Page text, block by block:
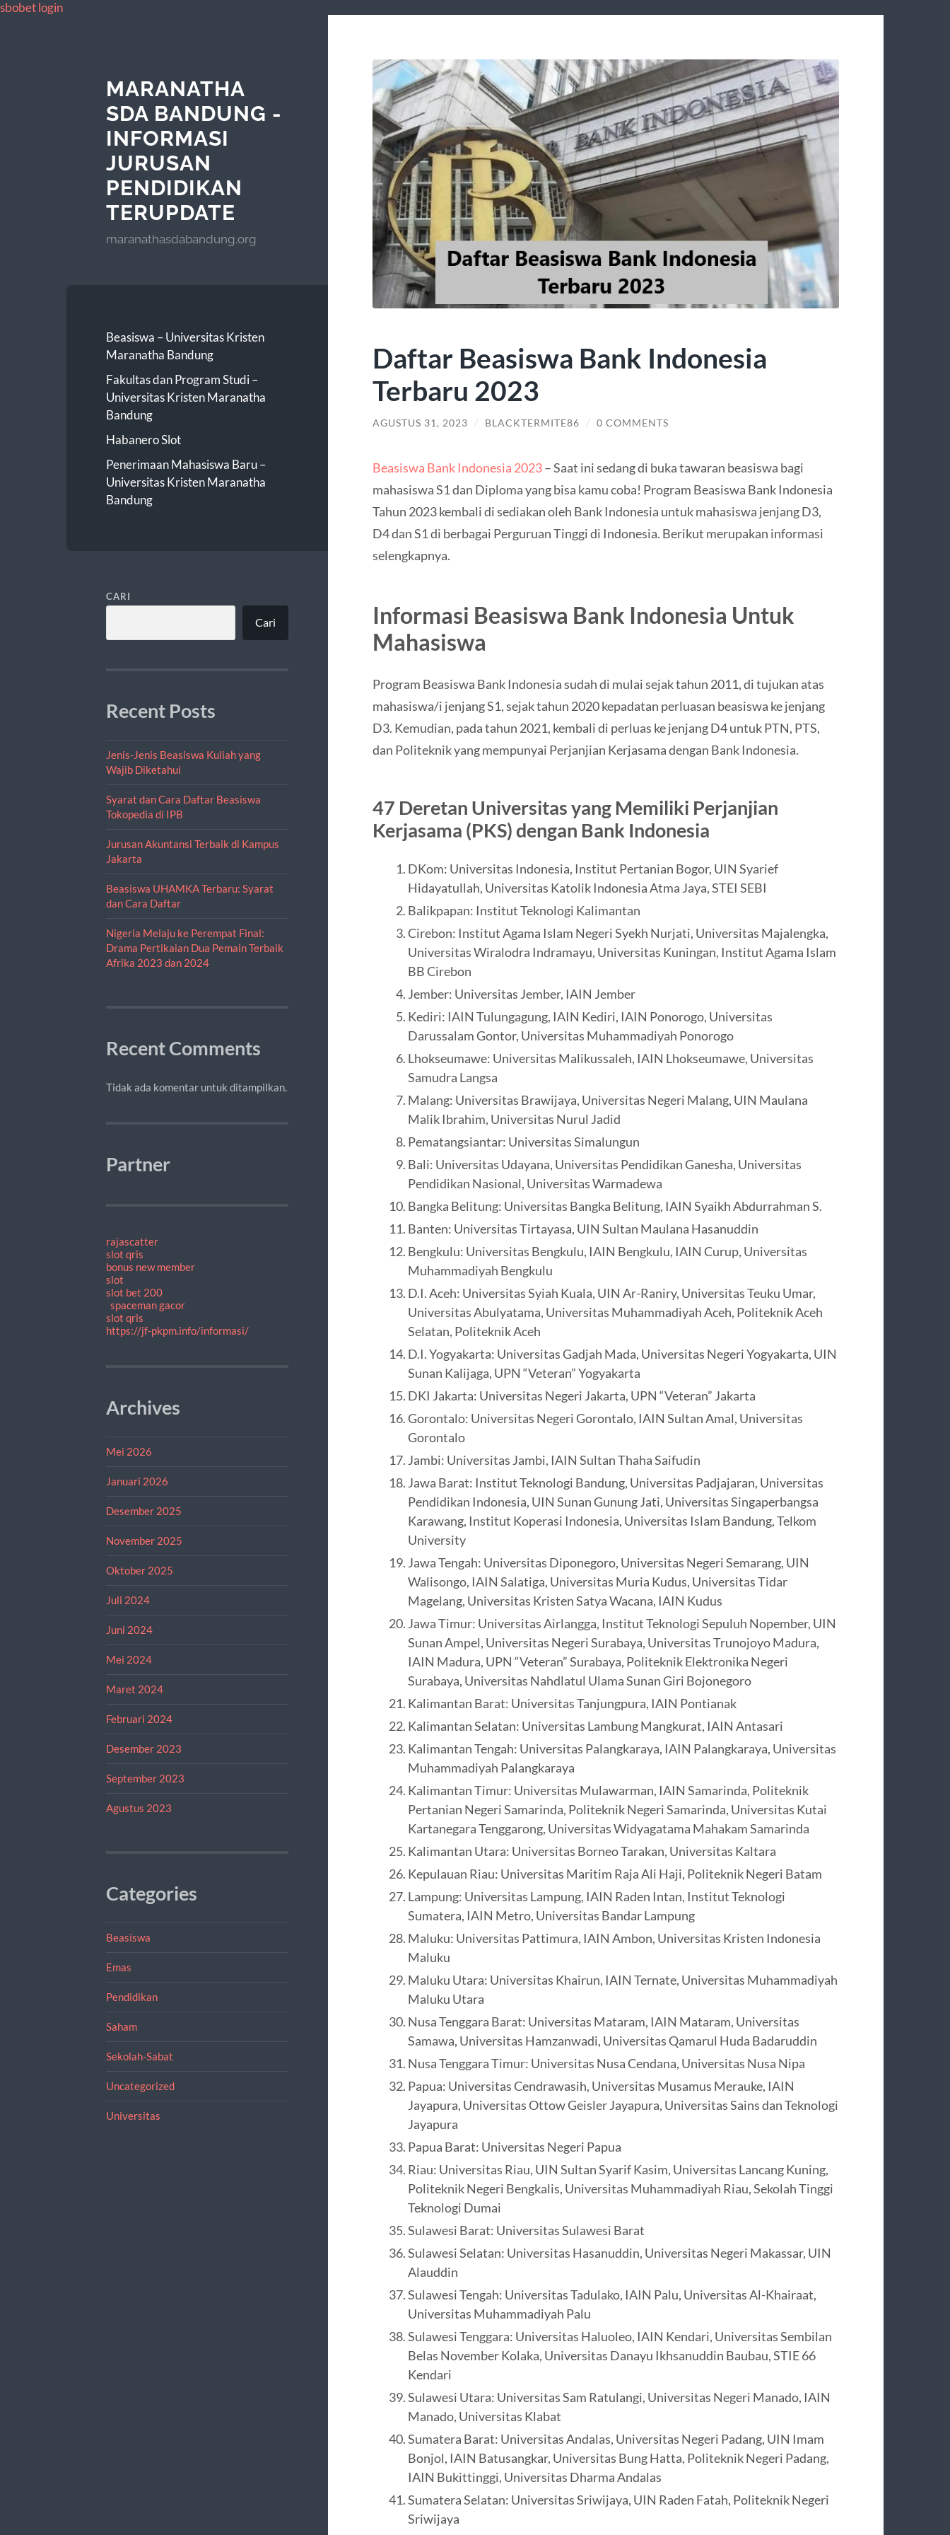
sbobet login
MARANATHA
SDA BANDUNG -
INFORMASI
JURUSAN
PENDIDIKAN
TERUPDATE
maranathasdabandung.org
Beasiswa – Universitas Kristen
Maranatha Bandung
Fakultas dan Program Studi –
Universitas Kristen Maranatha
Bandung
Habanero Slot
Penerimaan Mahasiswa Baru –
Universitas Kristen Maranatha
Bandung
CARI
Cari
Recent Posts
Jenis-Jenis Beasiswa Kuliah yang
Wajib Diketahui
Syarat dan Cara Daftar Beasiswa
Tokopedia di IPB
Jurusan Akuntansi Terbaik di Kampus
Jakarta
Beasiswa UHAMKA Terbaru: Syarat
dan Cara Daftar
Nigeria Melaju ke Perempat Final:
Drama Pertikaian Dua Pemain Terbaik
Afrika 2023 dan 2024
Recent Comments
Tidak ada komentar untuk ditampilkan.
Partner
rajascatter
slot qris
bonus new member
slot
slot bet 200
spaceman gacor
slot qris
https://jf-pkpm.info/informasi/
Archives
Mei 2026
Januari 2026
Desember 2025
November 2025
Oktober 2025
Juli 2024
Juni 2024
Mei 2024
Maret 2024
Februari 2024
Desember 2023
September 2023
Agustus 2023
Categories
Beasiswa
Emas
Pendidikan
Saham
Sekolah-Sabat
Uncategorized
Universitas
Daftar Beasiswa Bank Indonesia
Terbaru 2023
AGUSTUS 31, 2023 / BLACKTERMITE86 / 0 COMMENTS
Beasiswa Bank Indonesia 2023– Saat ini sedang di buka tawaran beasiswa bagi
mahasiswa S1 dan Diploma yang bisa kamu coba! Program Beasiswa Bank Indonesia
Tahun 2023 kembali di sediakan oleh Bank Indonesia untuk mahasiswa jenjang D3,
D4 dan S1 di berbagai Perguruan Tinggi di Indonesia. Berikut merupakan informasi
selengkapnya.
Informasi Beasiswa Bank Indonesia Untuk
Mahasiswa
Program Beasiswa Bank Indonesia sudah di mulai sejak tahun 2011, di tujukan atas
mahasiswa/i jenjang S1, sejak tahun 2020 kepadatan perluasan beasiswa ke jenjang
D3. Kemudian, pada tahun 2021, kembali di perluas ke jenjang D4 untuk PTN, PTS,
dan Politeknik yang mempunyai Perjanjian Kerjasama dengan Bank Indonesia.
47 Deretan Universitas yang Memiliki Perjanjian
Kerjasama (PKS) dengan Bank Indonesia
DKom: Universitas Indonesia, Institut Pertanian Bogor, UIN Syarief
Hidayatullah, Universitas Katolik Indonesia Atma Jaya, STEI SEBI
Balikpapan: Institut Teknologi Kalimantan
Cirebon: Institut Agama Islam Negeri Syekh Nurjati, Universitas Majalengka,
Universitas Wiralodra Indramayu, Universitas Kuningan, Institut Agama Islam
BB Cirebon
Jember: Universitas Jember, IAIN Jember
Kediri: IAIN Tulungagung, IAIN Kediri, IAIN Ponorogo, Universitas
Darussalam Gontor, Universitas Muhammadiyah Ponorogo
Lhokseumawe: Universitas Malikussaleh, IAIN Lhokseumawe, Universitas
Samudra Langsa
Malang: Universitas Brawijaya, Universitas Negeri Malang, UIN Maulana
Malik Ibrahim, Universitas Nurul Jadid
Pematangsiantar: Universitas Simalungun
Bali: Universitas Udayana, Universitas Pendidikan Ganesha, Universitas
Pendidikan Nasional, Universitas Warmadewa
Bangka Belitung: Universitas Bangka Belitung, IAIN Syaikh Abdurrahman S.
Banten: Universitas Tirtayasa, UIN Sultan Maulana Hasanuddin
Bengkulu: Universitas Bengkulu, IAIN Bengkulu, IAIN Curup, Universitas
Muhammadiyah Bengkulu
D.I. Aceh: Universitas Syiah Kuala, UIN Ar-Raniry, Universitas Teuku Umar,
Universitas Abulyatama, Universitas Muhammadiyah Aceh, Politeknik Aceh
Selatan, Politeknik Aceh
D.I. Yogyakarta: Universitas Gadjah Mada, Universitas Negeri Yogyakarta, UIN
Sunan Kalijaga, UPN “Veteran” Yogyakarta
DKI Jakarta: Universitas Negeri Jakarta, UPN “Veteran” Jakarta
Gorontalo: Universitas Negeri Gorontalo, IAIN Sultan Amal, Universitas
Gorontalo
Jambi: Universitas Jambi, IAIN Sultan Thaha Saifudin
Jawa Barat: Institut Teknologi Bandung, Universitas Padjajaran, Universitas
Pendidikan Indonesia, UIN Sunan Gunung Jati, Universitas Singaperbangsa
Karawang, Institut Koperasi Indonesia, Universitas Islam Bandung, Telkom
University
Jawa Tengah: Universitas Diponegoro, Universitas Negeri Semarang, UIN
Walisongo, IAIN Salatiga, Universitas Muria Kudus, Universitas Tidar
Magelang, Universitas Kristen Satya Wacana, IAIN Kudus
Jawa Timur: Universitas Airlangga, Institut Teknologi Sepuluh Nopember, UIN
Sunan Ampel, Universitas Negeri Surabaya, Universitas Trunojoyo Madura,
IAIN Madura, UPN “Veteran” Surabaya, Politeknik Elektronika Negeri
Surabaya, Universitas Nahdlatul Ulama Sunan Giri Bojonegoro
Kalimantan Barat: Universitas Tanjungpura, IAIN Pontianak
Kalimantan Selatan: Universitas Lambung Mangkurat, IAIN Antasari
Kalimantan Tengah: Universitas Palangkaraya, IAIN Palangkaraya, Universitas
Muhammadiyah Palangkaraya
Kalimantan Timur: Universitas Mulawarman, IAIN Samarinda, Politeknik
Pertanian Negeri Samarinda, Politeknik Negeri Samarinda, Universitas Kutai
Kartanegara Tenggarong, Universitas Widyagatama Mahakam Samarinda
Kalimantan Utara: Universitas Borneo Tarakan, Universitas Kaltara
Kepulauan Riau: Universitas Maritim Raja Ali Haji, Politeknik Negeri Batam
Lampung: Universitas Lampung, IAIN Raden Intan, Institut Teknologi
Sumatera, IAIN Metro, Universitas Bandar Lampung
Maluku: Universitas Pattimura, IAIN Ambon, Universitas Kristen Indonesia
Maluku
Maluku Utara: Universitas Khairun, IAIN Ternate, Universitas Muhammadiyah
Maluku Utara
Nusa Tenggara Barat: Universitas Mataram, IAIN Mataram, Universitas
Samawa, Universitas Hamzanwadi, Universitas Qamarul Huda Badaruddin
Nusa Tenggara Timur: Universitas Nusa Cendana, Universitas Nusa Nipa
Papua: Universitas Cendrawasih, Universitas Musamus Merauke, IAIN
Jayapura, Universitas Ottow Geisler Jayapura, Universitas Sains dan Teknologi
Jayapura
Papua Barat: Universitas Negeri Papua
Riau: Universitas Riau, UIN Sultan Syarif Kasim, Universitas Lancang Kuning,
Politeknik Negeri Bengkalis, Universitas Muhammadiyah Riau, Sekolah Tinggi
Teknologi Dumai
Sulawesi Barat: Universitas Sulawesi Barat
Sulawesi Selatan: Universitas Hasanuddin, Universitas Negeri Makassar, UIN
Alauddin
Sulawesi Tengah: Universitas Tadulako, IAIN Palu, Universitas Al-Khairaat,
Universitas Muhammadiyah Palu
Sulawesi Tenggara: Universitas Haluoleo, IAIN Kendari, Universitas Sembilan
Belas November Kolaka, Universitas Danayu Ikhsanuddin Baubau, STIE 66
Kendari
Sulawesi Utara: Universitas Sam Ratulangi, Universitas Negeri Manado, IAIN
Manado, Universitas Klabat
Sumatera Barat: Universitas Andalas, Universitas Negeri Padang, UIN Imam
Bonjol, IAIN Batusangkar, Universitas Bung Hatta, Politeknik Negeri Padang,
IAIN Bukittinggi, Universitas Dharma Andalas
Sumatera Selatan: Universitas Sriwijaya, UIN Raden Fatah, Politeknik Negeri
Sriwijaya